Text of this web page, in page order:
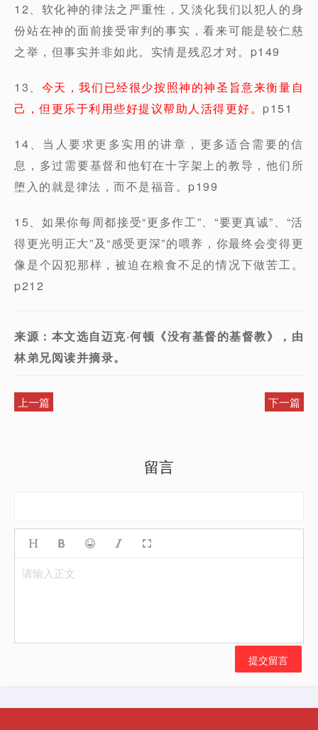
12、软化神的律法之严重性，又淡化我们以犯人的身
份站在神的面前接受审判的事实，看来可能是较仁慈
之举，但事实并非如此。实情是残忍才对。p149
13、 今天，我们已经很少按照神的神圣旨意来衡量自
己，但更乐于利用些好提议帮助人活得更好。 p151
14、当人要求更多实用的讲章，更多适合需要的信
息，多过需要基督和他钉在十字架上的教导，他们所
堕入的就是律法，而不是福音。p199
15、如果你每周都接受“更多作工”、“要更真诚”、“活
得更光明正大”及“感受更深”的喂养，你最终会变得更
像是个囚犯那样，被迫在粮食不足的情况下做苦工。
p212
来源：本文选自迈克·何顿《没有基督的基督教》，由
林弟兄阅读并摘录。
上一篇 下一篇
留言
请输入正文
提交留言